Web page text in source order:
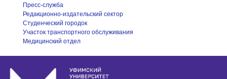
Пресс-служба
Редакционно-издательский сектор
Студенческий городок
Участок транспортного обслуживания
Медицинский отдел